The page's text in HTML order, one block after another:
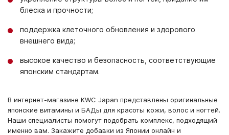
блеска и прочности;
поддержка клеточного обновления и здорового
внешнего вида;
высокое качество и безопасность, соответствующие
японским стандартам.
В интернет-магазине KWC Japan представлены оригинальные
японские витамины и БАДы для красоты кожи, волос и ногтей.
Наши специалисты помогут подобрать комплекс, подходящий
именно вам. Закажите добавки из Японии онлайн и